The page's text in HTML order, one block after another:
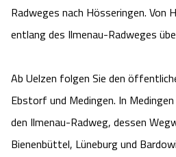
Radweges nach Hösseringen. Von
entlang des Ilmenau-Radweges
Ab Uelzen folgen Sie den
Ebstorf und Medingen. In
den Ilmenau-Radweg, dessen
Bienenbüttel, Lüneburg und